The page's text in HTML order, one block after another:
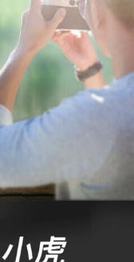
景数码